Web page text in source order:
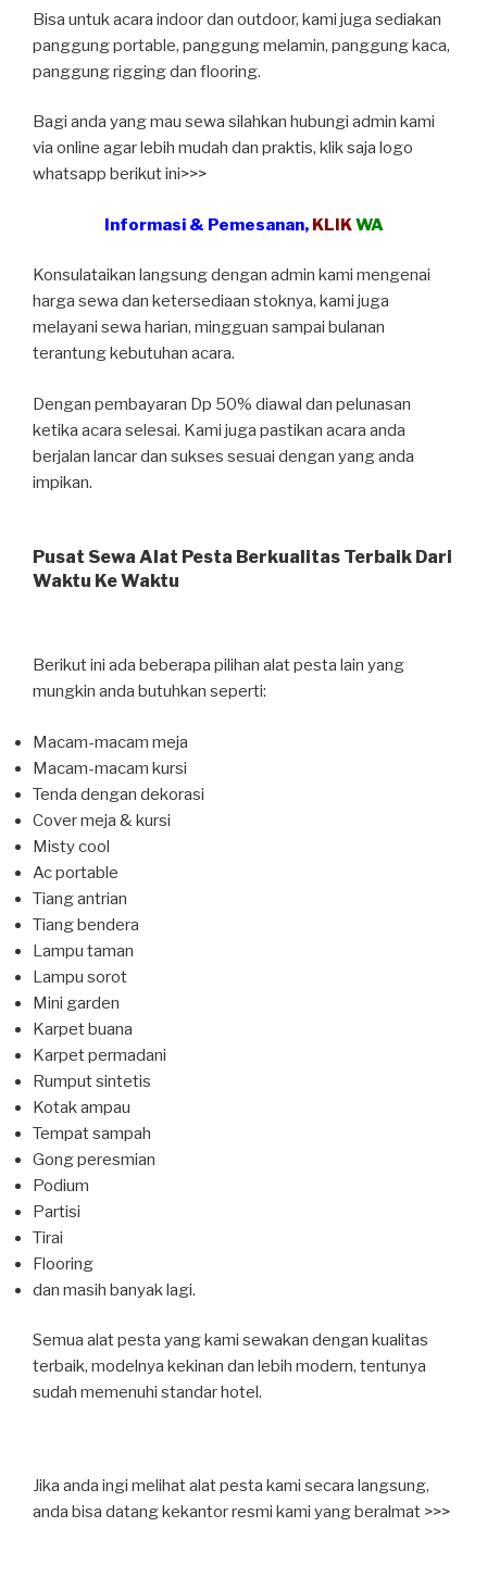
Bisa untuk acara indoor dan outdoor, kami juga sediakan
panggung portable, panggung melamin, panggung kaca,
panggung rigging dan flooring.
Bagi anda yang mau sewa silahkan hubungi admin kami
via online agar lebih mudah dan praktis, klik saja logo
whatsapp berikut ini>>>
Informasi & Pemesanan, KLIKWA
Konsulataikan langsung dengan admin kami mengenai
harga sewa dan ketersediaan stoknya, kami juga
melayani sewa harian, mingguan sampai bulanan
terantung kebutuhan acara.
Dengan pembayaran Dp 50% diawal dan pelunasan
ketika acara selesai. Kami juga pastikan acara anda
berjalan lancar dan sukses sesuai dengan yang anda
impikan.
Pusat Sewa Alat Pesta Berkualitas Terbaik Dari
Waktu Ke Waktu
Berikut ini ada beberapa pilihan alat pesta lain yang
mungkin anda butuhkan seperti:
Macam-macam meja
Macam-macam kursi
Tenda dengan dekorasi
Cover meja & kursi
Misty cool
Ac portable
Tiang antrian
Tiang bendera
Lampu taman
Lampu sorot
Mini garden
Karpet buana
Karpet permadani
Rumput sintetis
Kotak ampau
Tempat sampah
Gong peresmian
Podium
Partisi
Tirai
Flooring
dan masih banyak lagi.
Semua alat pesta yang kami sewakan dengan kualitas
terbaik, modelnya kekinan dan lebih modern, tentunya
sudah memenuhi standar hotel.
Jika anda ingi melihat alat pesta kami secara langsung,
anda bisa datang kekantor resmi kami yang beralmat >>>